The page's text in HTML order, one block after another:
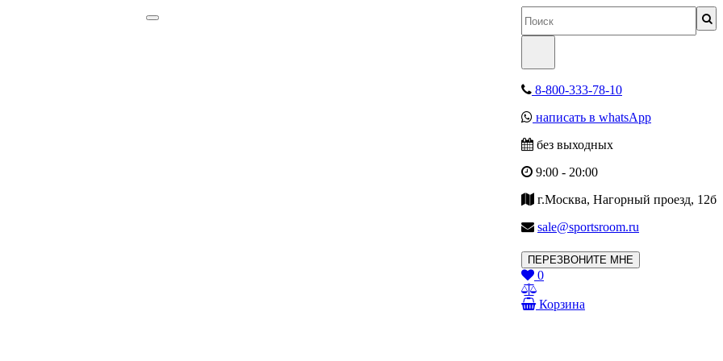
8-800-333-78-10
написать в whatsApp
без выходных
9:00 - 20:00
г.Москва, Нагорный проезд, 12б
sale@sportsroom.ru
ПЕРЕЗВОНИТЕ МНЕ
0
Корзина